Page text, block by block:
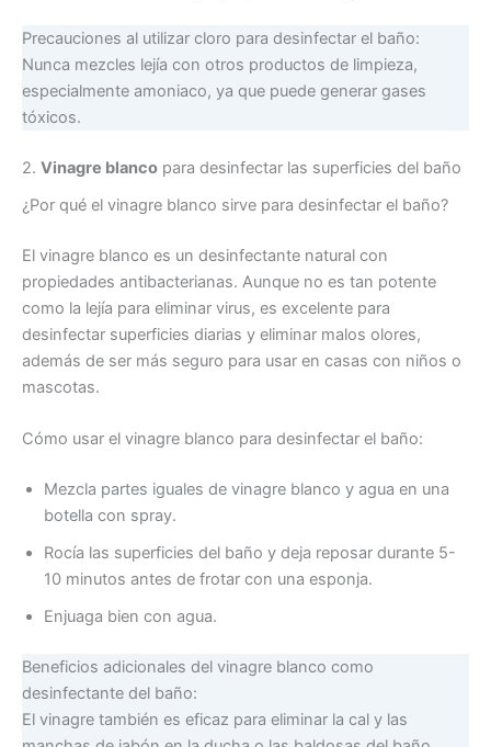
Precauciones al utilizar cloro para desinfectar el baño:
Nunca mezcles lejía con otros productos de limpieza,
especialmente amoniaco, ya que puede generar gases
tóxicos.
2. Vinagre blanco para desinfectar las superficies del baño
¿Por qué el vinagre blanco sirve para desinfectar el baño?
El vinagre blanco es un desinfectante natural con
propiedades antibacterianas. Aunque no es tan potente
como la lejía para eliminar virus, es excelente para
desinfectar superficies diarias y eliminar malos olores,
además de ser más seguro para usar en casas con niños o
mascotas.
Cómo usar el vinagre blanco para desinfectar el baño:
Mezcla partes iguales de vinagre blanco y agua en una
botella con spray.
Rocía las superficies del baño y deja reposar durante 5-
10 minutos antes de frotar con una esponja.
Enjuaga bien con agua.
Beneficios adicionales del vinagre blanco como
desinfectante del baño:
El vinagre también es eficaz para eliminar la cal y las